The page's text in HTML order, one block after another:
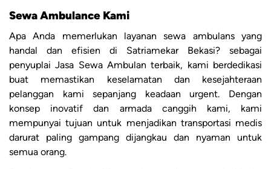
Sewa Ambulance Kami
Apa Anda memerlukan layanan sewa ambulans yang
handal dan efisien di Satriamekar Bekasi? sebagai
penyuplai Jasa Sewa Ambulan terbaik, kami berdedikasi
buat memastikan keselamatan dan kesejahteraan
pelanggan kami sepanjang keadaan urgent. Dengan
konsep inovatif dan armada canggih kami, kami
mempunyai tujuan untuk menjadikan transportasi medis
darurat paling gampang dijangkau dan nyaman untuk
semua orang.